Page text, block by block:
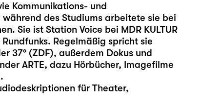
Kommunikations- und
des Studiums arbeitete sie bei
Sie ist Station Voice bei MDR KULTUR
Regelmäßig spricht sie
37° (ZDF), außerdem Dokus und
ARTE, dazu Hörbücher, Imagefilme
für Theater,